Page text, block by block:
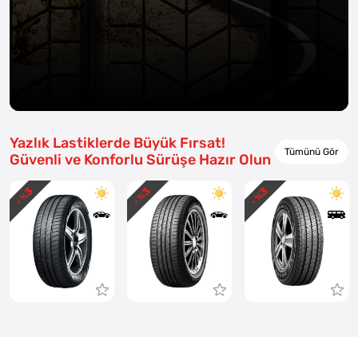
Yazlık Lastiklerde Büyük Fırsat!
Güvenli ve Konforlu Sürüşe Hazır Olun
Tümünü Gör
- %
3 - %
3 - %
3